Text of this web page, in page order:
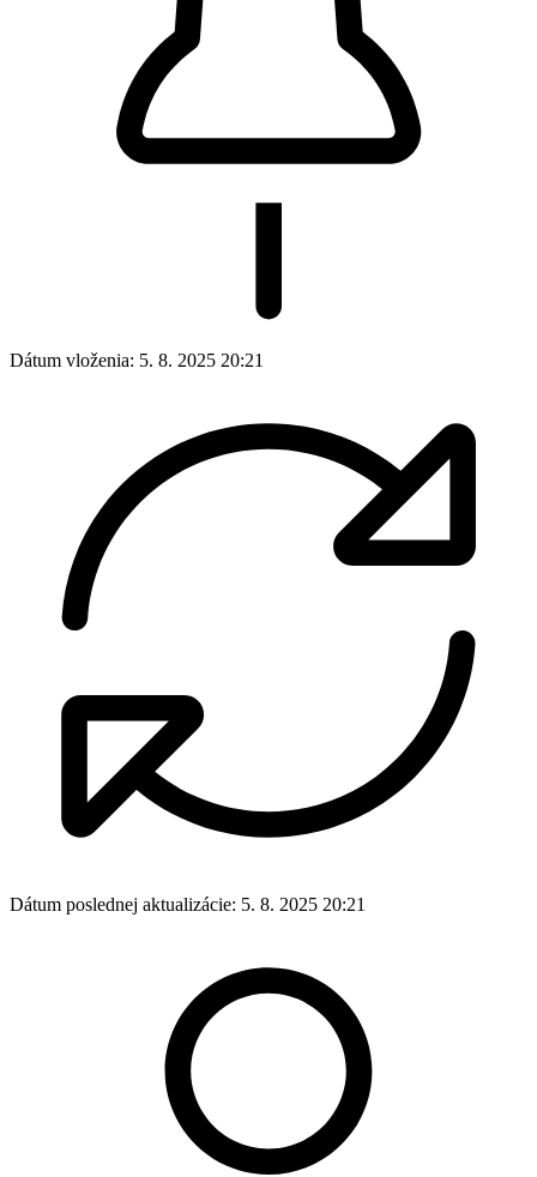
Dátum vloženia: 5. 8. 2025 20:21
Dátum poslednej aktualizácie: 5. 8. 2025 20:21